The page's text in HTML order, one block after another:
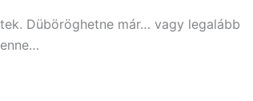
Düböröghetne már… vagy legalább